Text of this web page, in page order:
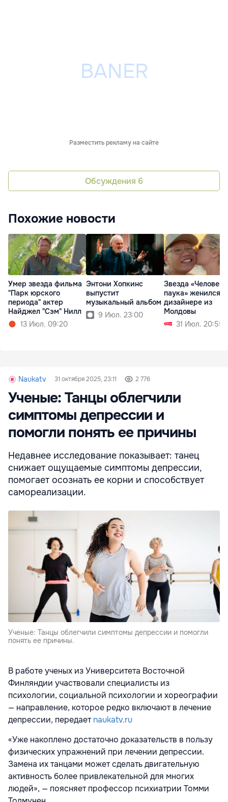
Разместить рекламу на сайте
Обсуждения 6
Похожие новости
Умер звезда фильма
"Парк юрского
периода" актер
Найджел "Сэм" Нилл
13 Июл. 09:20
Энтони Хопкинс
выпустит
музыкальный альбом
9 Июл. 23:00
Звезда
паука» женился
дизайнере из
Молдовы
31 Июл. 20:55
Naukatv 31 октября 2025, 23:11 2 776
Ученые: Танцы облегчили
симптомы депрессии и
помогли понять ее причины
Недавнее исследование показывает: танец
снижает ощущаемые симптомы депрессии,
помогает осознать ее корни и способствует
самореализации.
Ученые: Танцы облегчили симптомы депрессии и помогли
понять ее причины.
В работе ученых из Университета Восточной
Финляндии участвовали специалисты из
психологии, социальной психологии и хореографии
— направление, которое редко включают в лечение
депрессии, передаетnaukatv.ru
«Уже накоплено достаточно доказательств в пользу
физических упражнений при лечении депрессии.
Замена их танцами может сделать двигательную
активность более привлекательной для многих
людей», — поясняет профессор психиатрии Томми